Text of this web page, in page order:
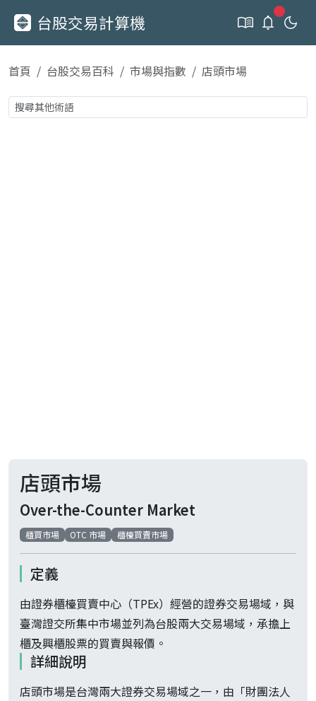
台股交易計算機 新通知
首頁 台股交易百科 市場與指數 店頭市場
店頭市場
Over-the-Counter Market
櫃買市場 OTC 市場 櫃檯買賣市場
定義
由證券櫃檯買賣中心（TPEx）經營的證券交易場域，與
臺灣證交所集中市場並列為台股兩大交易場域，承擔上
櫃及興櫃股票的買賣與報價。
詳細說明
店頭市場是台灣兩大證券交易場域之一，由「財團法人